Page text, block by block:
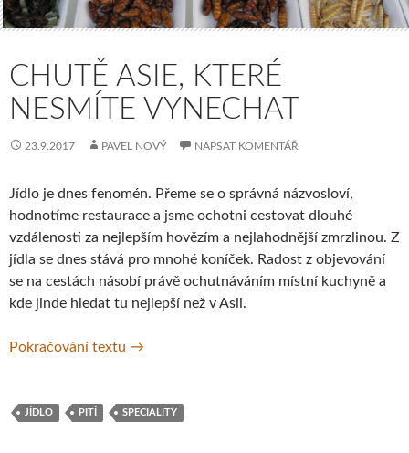
CHUTĚ ASIE, KTERÉ
NESMÍTE VYNECHAT
23.9.2017 PAVEL NOVÝ NAPSAT KOMENTÁŘ
Jídlo je dnes fenomén. Přeme se o správná názvosloví,
hodnotíme restaurace a jsme ochotni cestovat dlouhé
vzdálenosti za nejlepším hovězím a nejlahodnější zmrzlinou. Z
jídla se dnes stává pro mnohé koníček. Radost z objevování
se na cestách násobí právě ochutnáváním místní kuchyně a
kde jinde hledat tu nejlepší než v Asii.
Pokračování textu Chutě Asie, které nesmíte vynechat
→
JÍDLO PITÍ SPECIALITY